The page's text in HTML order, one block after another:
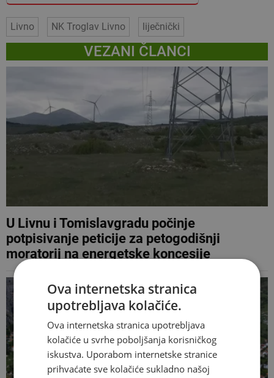
Livno NK Troglav Livno liječnički
VEZANI ČLANCI
U Livnu i Tomislavgradu počinje
potpisivanje peticije za petogodišnji
moratorij na energetske koncesije
Ova internetska stranica
upotrebljava kolačiće.
Ova internetska stranica upotrebljava
kolačiće u svrhe poboljšanja korisničkog
iskustva. Uporabom internetske stranice
prihvaćate sve kolačiće sukladno našoj